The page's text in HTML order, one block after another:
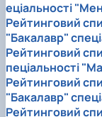
еціальності
Рейтинговий
"Бакалавр"
Рейтинговий
пеціальності
Рейтинговий
"Бакалавр"
Рейтинговий